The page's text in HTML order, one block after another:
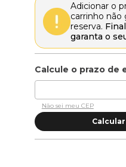
Adicionar o
carrinho não
reserva.
garanta o
Não sei meu CEP